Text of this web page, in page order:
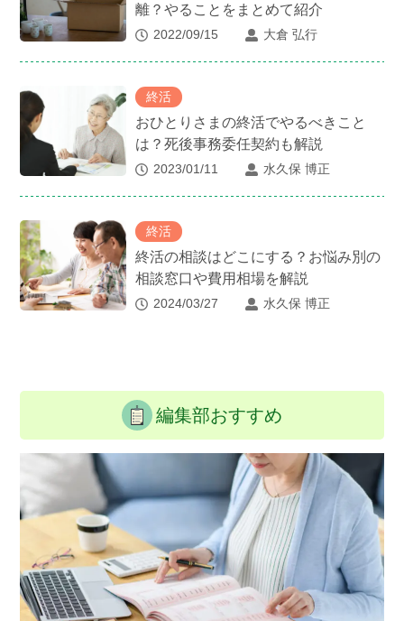
離？やることをまとめて紹介
2022/09/15 大倉 弘行
終活
おひとりさまの終活でやるべきこと
は？死後事務委任契約も解説
2023/01/11 水久保 博正
終活
終活の相談はどこにする？お悩み別の
相談窓口や費用相場を解説
2024/03/27 水久保 博正
編集部おすすめ